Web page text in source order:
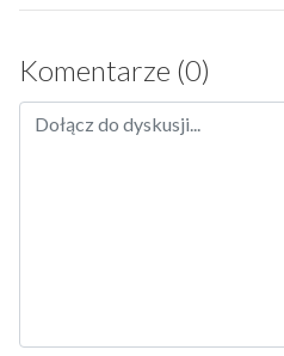
Komentarze (0)